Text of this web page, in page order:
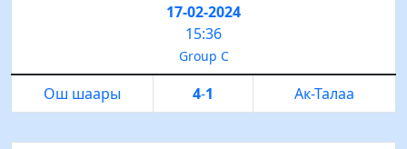
17-02-2024
15:36
Group C
Ош шаары 4-1 Ак-Талаа